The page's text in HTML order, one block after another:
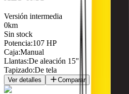
Versión intermedia
0km
Sin stock
Potencia:107 HP
Caja:Manual
Llantas:De aleación 15"
Tapizado:De tela
Ver detalles Comparar